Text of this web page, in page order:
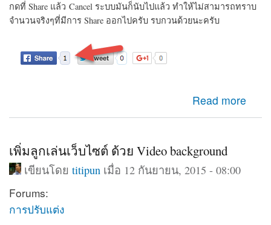
กดที่ Share แล้ว Cancel ระบบมันก็นับไปแล้ว ทำให้ไม่สามารถทราบ
จำนวนจริงๆที่มีการ Share ออกไปครับ รบกวนด้วยนะครับ
Read more
about รบกวนสอบถามเรื่องการเก็บ counter ของ Sharethis
Module
เพิ่มลูกเล่นเว็บไซต์ ด้วย Video background
เขียนโดย titipun เมื่อ 12 กันยายน, 2015 - 08:00
Forums:
การปรับแต่ง